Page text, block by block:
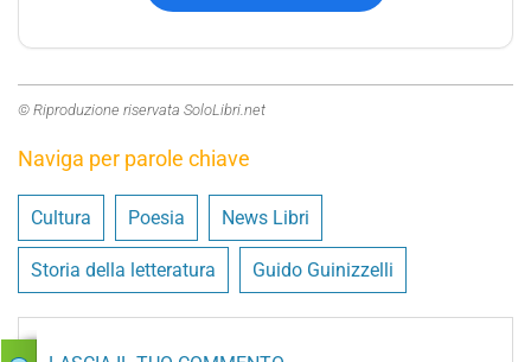
© Riproduzione riservata SoloLibri.net
Naviga per parole chiave
Cultura Poesia News Libri
Storia della letteratura Guido Guinizzelli